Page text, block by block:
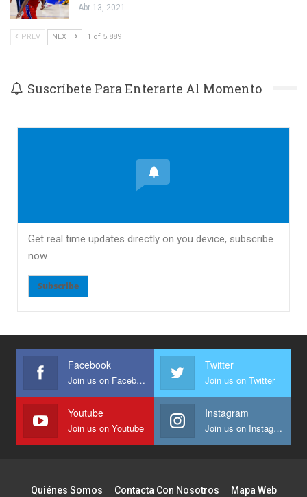
Abr 13, 2021
PREV NEXT 1 of 5.889
Suscríbete Para Enterarte Al Momento
Get real time updates directly on you device, subscribe
now.
Subscribe
Facebook
Join us on Facebook
Twitter
Join us on Twitter
Youtube
Join us on Youtube
Instagram
Join us on Instagram
Quiénes Somos Contacta Con Nosotros Mapa Web